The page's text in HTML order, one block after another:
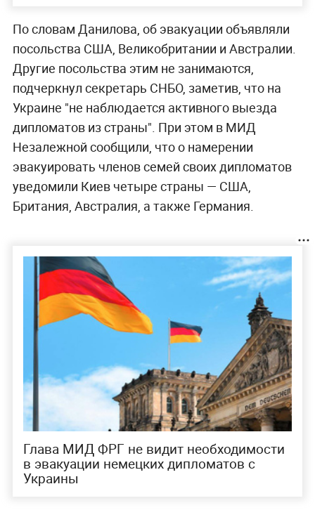
По словам Данилова, об эвакуации объявляли
посольства США, Великобритании и Австралии.
Другие посольства этим не занимаются,
подчеркнул секретарь СНБО, заметив, что на
Украине "не наблюдается активного выезда
дипломатов из страны". При этом в МИД
Незалежной сообщили, что о намерении
эвакуировать членов семей своих дипломатов
уведомили Киев четыре страны — США,
Британия, Австралия, а также Германия.
Глава МИД ФРГ не видит необходимости
в эвакуации немецких дипломатов с
Украины